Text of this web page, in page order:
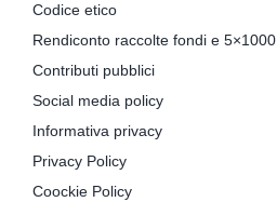
Codice etico
Rendiconto raccolte fondi e 5×1000
Contributi pubblici
Social media policy
Informativa privacy
Privacy Policy
Coockie Policy